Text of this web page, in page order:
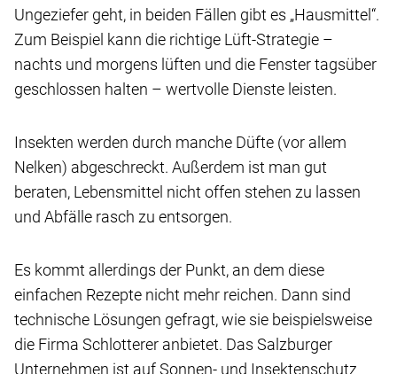
Ungeziefer geht, in beiden Fällen gibt es „Hausmittel“.
Zum Beispiel kann die richtige Lüft-Strategie –
nachts und morgens lüften und die Fenster tagsüber
geschlossen halten – wertvolle Dienste leisten.
Insekten werden durch manche Düfte (vor allem
Nelken) abgeschreckt. Außerdem ist man gut
beraten, Lebensmittel nicht offen stehen zu lassen
und Abfälle rasch zu entsorgen.
Es kommt allerdings der Punkt, an dem diese
einfachen Rezepte nicht mehr reichen. Dann sind
technische Lösungen gefragt, wie sie beispielsweise
die Firma Schlotterer anbietet. Das Salzburger
Unternehmen ist auf Sonnen- und Insektenschutz